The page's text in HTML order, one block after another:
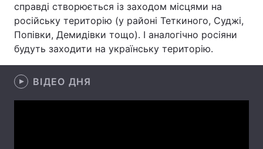
Інтерв'ю Думки
справді створюється із заходом місцями на
російську територію (у районі Теткиного, Суджі,
Попівки, Демидівки тощо). І аналогічно росіяни
будуть заходити на українську територію.
ВІДЕО ДНЯ